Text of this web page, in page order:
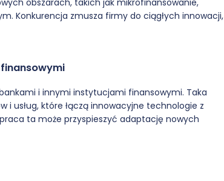
Konkurencja zmusza firmy do ciągłych innowacji,
i innymi instytucjami finansowymi. Taka
usług, które łączą innowacyjne technologie z
ta może przyspieszyć adaptację nowych